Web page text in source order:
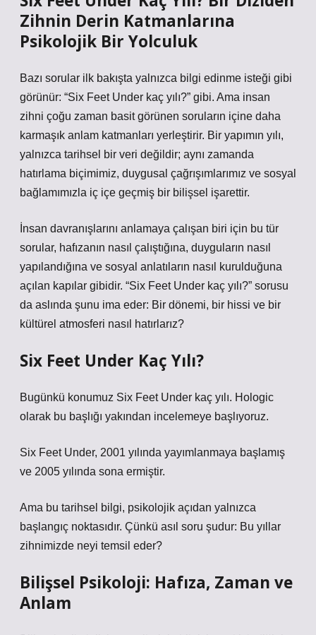
Zihnin Derin Katmanlarına
Psikolojik Bir Yolculuk
Bazı sorular ilk bakışta yalnızca bilgi edinme isteği gibi
görünür: “Six Feet Under kaç yılı?” gibi. Ama insan
zihni çoğu zaman basit görünen soruların içine daha
karmaşık anlam katmanları yerleştirir. Bir yapımın yılı,
yalnızca tarihsel bir veri değildir; aynı zamanda
hatırlama biçimimiz, duygusal çağrışımlarımız ve sosyal
bağlamımızla iç içe geçmiş bir bilişsel işarettir.
İnsan davranışlarını anlamaya çalışan biri için bu tür
sorular, hafızanın nasıl çalıştığına, duyguların nasıl
yapılandığına ve sosyal anlatıların nasıl kurulduğuna
açılan kapılar gibidir. “Six Feet Under kaç yılı?” sorusu
da aslında şunu ima eder: Bir dönemi, bir hissi ve bir
kültürel atmosferi nasıl hatırlarız?
Six Feet Under Kaç Yılı?
Bugünkü konumuz Six Feet Under kaç yılı. Hologic
olarak bu başlığı yakından incelemeye başlıyoruz.
Six Feet Under, 2001 yılında yayımlanmaya başlamış
ve 2005 yılında sona ermiştir.
Ama bu tarihsel bilgi, psikolojik açıdan yalnızca
başlangıç noktasıdır. Çünkü asıl soru şudur: Bu yıllar
zihnimizde neyi temsil eder?
Bilişsel Psikoloji: Hafıza, Zaman ve
Anlam